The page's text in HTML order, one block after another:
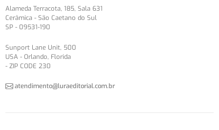
Alameda Terracota, 185, Sala 631
Cerâmica - São Caetano do Sul
SP - 09531-190
Sunport Lane Unit, 500
USA - Orlando, Florida
- ZIP CODE 230
atendimento@luraeditorial.com.br